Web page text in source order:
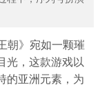
朝》宛如一颗璀
光，这款游戏以
的亚洲元素，为